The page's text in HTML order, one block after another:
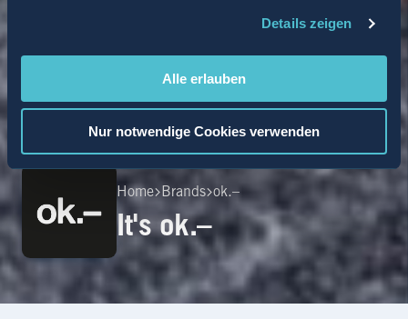
Details zeigen
Alle erlauben
Nur notwendige Cookies verwenden
Home Brands ok.–